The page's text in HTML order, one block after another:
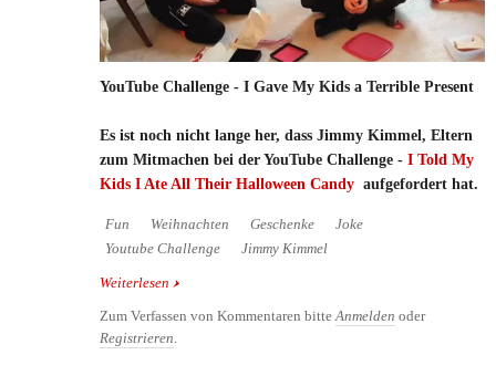
YouTube Challenge - I Gave My Kids a Terrible Present
Es ist noch nicht lange her, dass Jimmy Kimmel, Eltern
zum Mitmachen bei der YouTube Challenge - I Told My
Kids I Ate All Their Halloween Candy aufgefordert hat.
Fun Weihnachten Geschenke
Joke
Youtube Challenge
Jimmy Kimmel
Weiterlesen über YouTube Challenge - I Gave My Kids a Terrible
Zum Verfassen von Kommentaren bitteAnmelden oder
Registrieren.